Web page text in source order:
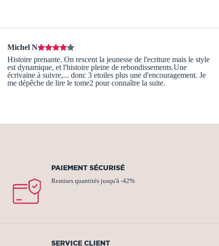
Michel N
Histoire prenante. On rescent la jeunesse de l'ecriture mais le style
est dynamique, et l'histoire pleine de rebondissements.Une
écrivaine à suivre,... donc 3 etoiles plus une d'encouragement. Je
me dépêche de lire le tome2 pour connaître la suite.
PAIEMENT SÉCURISÉ
Remises quantités jusqu'à -42%
SERVICE CLIENT